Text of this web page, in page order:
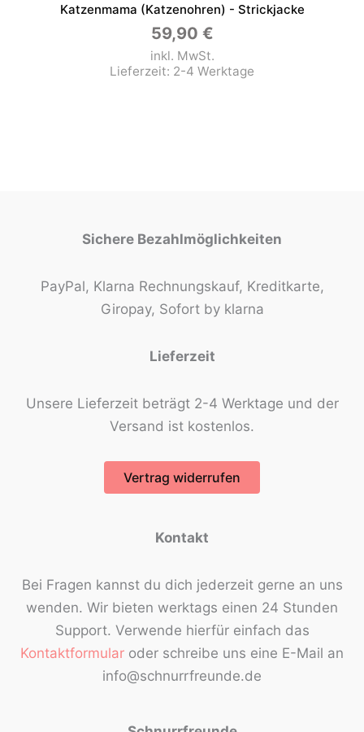
Katzenmama (Katzenohren) - Strickjacke
59,90 €
inkl. MwSt.
Lieferzeit: 2-4 Werktage
Sichere Bezahlmöglichkeiten
PayPal, Klarna Rechnungskauf, Kreditkarte,
Giropay, Sofort by klarna
Lieferzeit
Unsere Lieferzeit beträgt 2-4 Werktage und der
Versand ist kostenlos.
Vertrag widerrufen
Kontakt
Bei Fragen kannst du dich jederzeit gerne an uns
wenden. Wir bieten werktags einen 24 Stunden
Support. Verwende hierfür einfach das
Kontaktformular oder schreibe uns eine E-Mail an
info@schnurrfreunde.de